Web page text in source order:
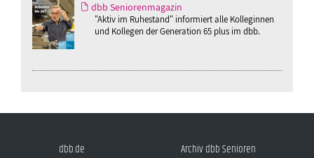
dbb Seniorenmagazin
"Aktiv im Ruhestand" informiert alle Kolleginnen
und Kollegen der Generation 65 plus im dbb.
dbb.de Archiv dbb Senioren